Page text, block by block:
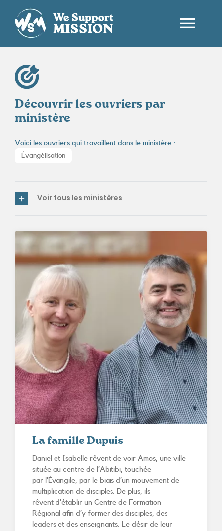
contenu
CONTACT
FR
Découvrir les ouvriers par
ministère
Voici les ouvriers qui travaillent dans le ministère :
Évangélisation
Voir tous les ministères
La famille Dupuis
Daniel et Isabelle rêvent de voir Amos, une ville
située au centre de l’Abitibi, touchée
par l’Évangile, par le biais d’un mouvement de
multiplication de disciples. De plus, ils
rêvent d’établir un Centre de Formation
Régional afin d’y former des disciples, des
leaders et des enseignants. Le désir de leur